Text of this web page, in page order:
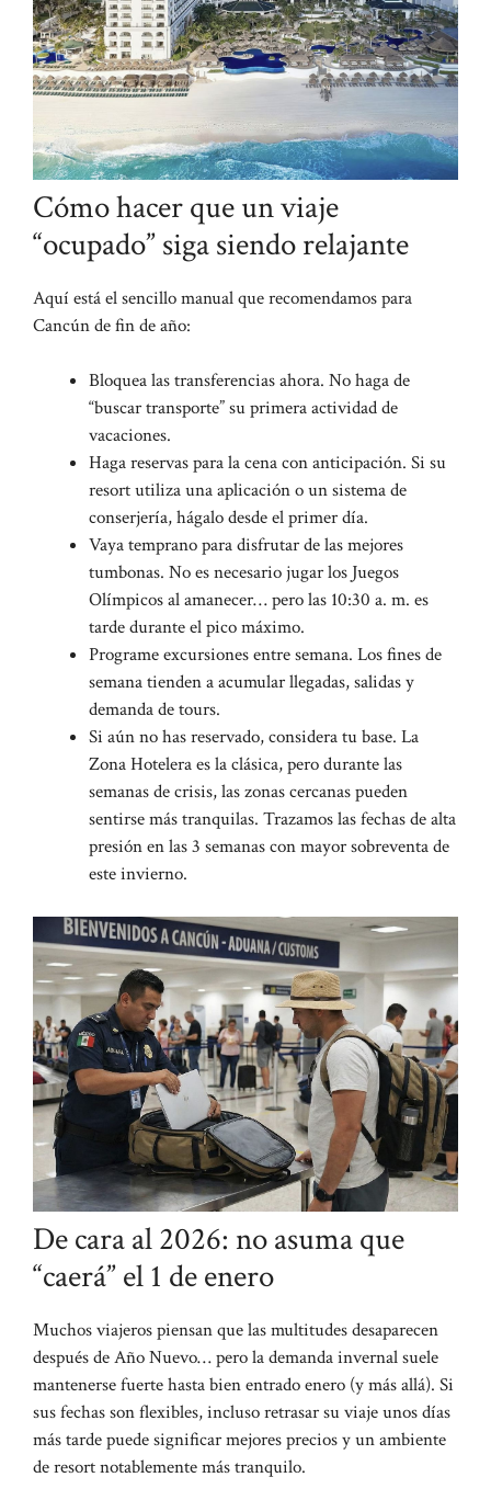
Cómo hacer que un viaje
“ocupado” siga siendo relajante
Aquí está el sencillo manual que recomendamos para
Cancún de fin de año:
Bloquea las transferencias ahora. No haga de
“buscar transporte” su primera actividad de
vacaciones.
Haga reservas para la cena con anticipación. Si su
resort utiliza una aplicación o un sistema de
conserjería, hágalo desde el primer día.
Vaya temprano para disfrutar de las mejores
tumbonas. No es necesario jugar los Juegos
Olímpicos al amanecer… pero las 10:30 a. m. es
tarde durante el pico máximo.
Programe excursiones entre semana. Los fines de
semana tienden a acumular llegadas, salidas y
demanda de tours.
Si aún no has reservado, considera tu base. La
Zona Hotelera es la clásica, pero durante las
semanas de crisis, las zonas cercanas pueden
sentirse más tranquilas. Trazamos las fechas de alta
presión en las 3 semanas con mayor sobreventa de
este invierno.
De cara al 2026: no asuma que
“caerá” el 1 de enero
Muchos viajeros piensan que las multitudes desaparecen
después de Año Nuevo… pero la demanda invernal suele
mantenerse fuerte hasta bien entrado enero (y más allá). Si
sus fechas son flexibles, incluso retrasar su viaje unos días
más tarde puede significar mejores precios y un ambiente
de resort notablemente más tranquilo.